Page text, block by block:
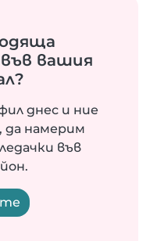
вашия
днес и ние
да намерим
във